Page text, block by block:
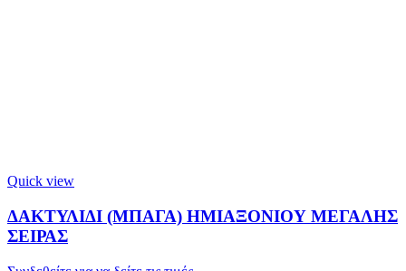
Quick view
ΔΑΚΤΥΛΙΔΙ (ΜΠΑΓΑ) ΗΜΙΑΞΟΝΙΟΥ ΜΕΓΑΛΗΣ
ΣΕΙΡΑΣ